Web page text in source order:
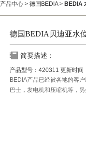
产品中心 > 德国BEDIA> BEDIA
德国BEDIA贝迪亚水
简要描述：
产品型号： 420311 更新时间
BEDIA产品已经被各地的客
巴士，发电机和压缩机等，